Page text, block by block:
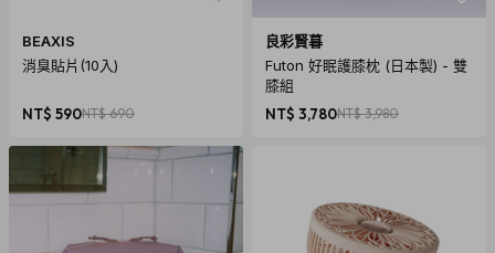
BEAXIS
消臭貼片(10入)
NT$ 590NT$ 690
良彩賢暮
Futon 好眠護膝枕 (日本製) - 雙
膝組
NT$ 3,780NT$ 3,980